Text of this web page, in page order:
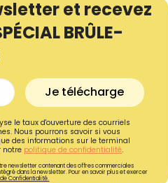
et recevez
BRÛLE-
Je télécharge
le taux d'ouverture des courriels
Nous pourrons savoir si vous
des informations sur le terminal
notre politique de confidentialité.
newsletter contenant des offres commerciales
dans la newsletter. Pour en savoir plus et exercer
Confidentialité.